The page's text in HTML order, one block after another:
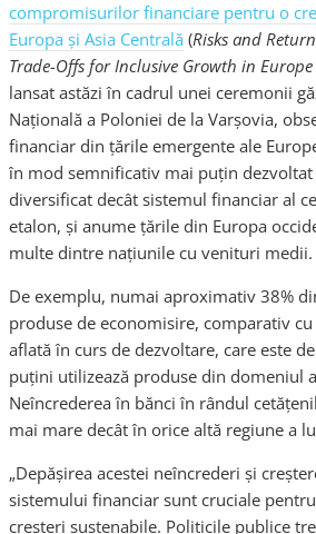
compromisurilor financiare pentru o
Europa şi Asia Centrală (Risks and
Trade-Offs for Inclusive Growth in
lansat astăzi în cadrul unei ceremonii
Naţională a Poloniei de la Varşovia,
financiar din ţările emergente ale
în mod semnificativ mai puţin
diversificat decât sistemul financiar al
etalon, şi anume ţările din Europa
multe dintre naţiunile cu venituri medii.
De exemplu, numai aproximativ 38%
produse de economisire, comparativ
aflată în curs de dezvoltare, care este
puţini utilizează produse din domeniul
Neîncrederea în bănci în rândul
mai mare decât în orice altă regiune a
„Depăşirea acestei neîncrederi şi
sistemului financiar sunt cruciale
creşteri sustenabile. Politicile publice